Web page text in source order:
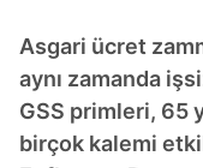
Asgari ücret
aynı zamanda
GSS primleri, 65
birçok kalemi